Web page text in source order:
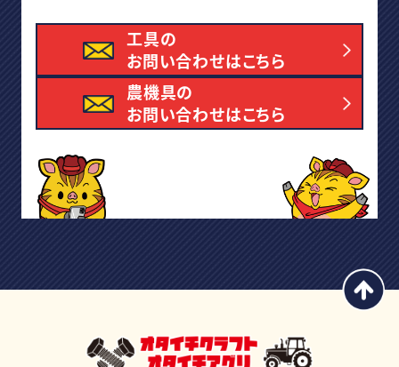
工具の
お問い合わせはこちら
農機具の
お問い合わせはこちら